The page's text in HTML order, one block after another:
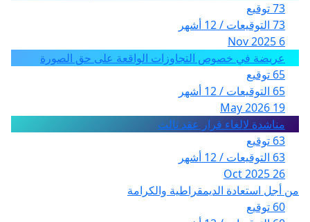
73 توقيع
73 التوقيعات / 12 أشهر
6 Nov 2025
عريضة في خصوص التجاوزات الواقعة على حق الصورة
65 توقيع
65 التوقيعات / 12 أشهر
19 May 2026
مناشدة لالغاء قرار عقد ثالث
63 توقيع
63 التوقيعات / 12 أشهر
26 Oct 2025
من أجل استعادة الديمقراطية والكرامة
60 توقيع